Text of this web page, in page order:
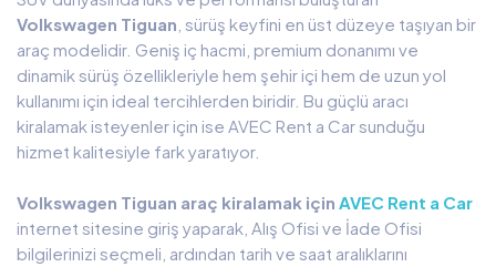
Volkswagen Tiguan , sürüş keyfini en üst düzeye taşıyan bir
araç modelidir. Geniş iç hacmi, premium donanımı ve
dinamik sürüş özellikleriyle hem şehir içi hem de uzun yol
kullanımı için ideal tercihlerden biridir. Bu güçlü aracı
kiralamak isteyenler için ise AVEC Rent a Car sunduğu
hizmet kalitesiyle fark yaratıyor.
Volkswagen Tiguan araç kiralamak için AVEC Rent a Car
internet sitesine giriş yaparak, Alış Ofisi ve İade Ofisi
bilgilerinizi seçmeli, ardından tarih ve saat aralıklarını